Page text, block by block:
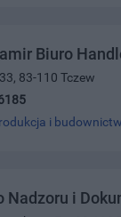
Biuro
83-110 Tczew
i
Nadzoru i